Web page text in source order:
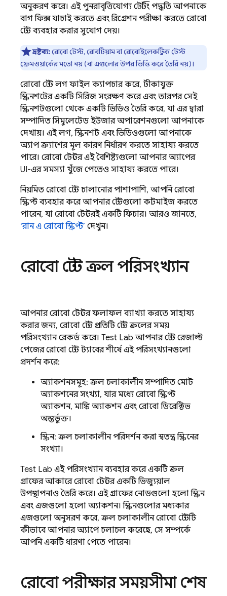
অনুকরণ করে। এই পুনরাবৃত্তিযোগ্য টেস্টিং পদ্ধতি আপনাকে
বাগ ফিক্স যাচাই করতে এবং রিগ্রেশন পরীক্ষা করতে রোবো
টেস্ট ব্যবহার করার সুযোগ দেয়।
দ্রষ্টব্য:রোবো টেস্ট, রোবটিয়াম বা রোবোইলেকট্রিক টেস্ট
ফ্রেমওয়ার্কের মতো নয় (বা এগুলোর উপর ভিত্তি করে তৈরি নয়)।
রোবো টেস্ট লগ ফাইল ক্যাপচার করে, টীকাযুক্ত
স্ক্রিনশটের একটি সিরিজ সংরক্ষণ করে এবং তারপর সেই
স্ক্রিনশটগুলো থেকে একটি ভিডিও তৈরি করে, যা এর দ্বারা
সম্পাদিত সিমুলেটেড ইউজার অপারেশনগুলো আপনাকে
দেখায়। এই লগ, স্ক্রিনশট এবং ভিডিওগুলো আপনাকে
অ্যাপ ক্র্যাশের মূল কারণ নির্ধারণ করতে সাহায্য করতে
পারে। রোবো টেস্টের এই বৈশিষ্ট্যগুলো আপনার অ্যাপের
UI-এর সমস্যা খুঁজে পেতেও সাহায্য করতে পারে।
নিয়মিত রোবো টেস্ট চালানোর পাশাপাশি, আপনি রোবো
স্ক্রিপ্ট ব্যবহার করে আপনার টেস্টগুলো কাস্টমাইজ করতে
পারেন, যা রোবো টেস্টেরই একটি ফিচার। আরও জানতে,
‘রান এ রোবো স্ক্রিপ্ট’ দেখুন।
রোবো টেস্ট ক্রল পরিসংখ্যান
আপনার রোবো টেস্টের ফলাফল ব্যাখ্যা করতে সাহায্য
করার জন্য, রোবো টেস্ট প্রতিটি টেস্ট ক্রলের সময়
পরিসংখ্যান রেকর্ড করে। Test Lab আপনার টেস্ট রেজাল্ট
পেজের রোবো টেস্ট ট্যাবের শীর্ষে এই পরিসংখ্যানগুলো
প্রদর্শন করে:
অ্যাকশনসমূহ: ক্রল চলাকালীন সম্পাদিত মোট
অ্যাকশনের সংখ্যা, যার মধ্যে রোবো স্ক্রিপ্ট
অ্যাকশন, মাঙ্কি অ্যাকশন এবং রোবো ডিরেক্টিভ
অন্তর্ভুক্ত।
স্ক্রিন: ক্রল চলাকালীন পরিদর্শন করা স্বতন্ত্র স্ক্রিনের
সংখ্যা।
Test Lab এই পরিসংখ্যান ব্যবহার করে একটি ক্রল
গ্রাফের আকারে রোবো টেস্টের একটি ভিজ্যুয়াল
উপস্থাপনাও তৈরি করে। এই গ্রাফের নোডগুলো হলো স্ক্রিন
এবং এজগুলো হলো অ্যাকশন। স্ক্রিনগুলোর মধ্যকার
এজগুলো অনুসরণ করে, ক্রল চলাকালীন রোবো টেস্টটি
কীভাবে আপনার অ্যাপে চলাচল করেছে, সে সম্পর্কে
আপনি একটি ধারণা পেতে পারেন।
রোবো পরীক্ষার সময়সীমা শেষ